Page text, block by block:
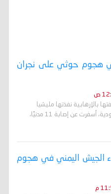
11 مدنيًا في هجوم حوثي على نجران
بالإرهابية نفذتها مليشيا
الحوثي على منطقة نجران في السعودية، أسفرت عن إصابة 11 مدنيًا،
الجيش اليمني في هجوم